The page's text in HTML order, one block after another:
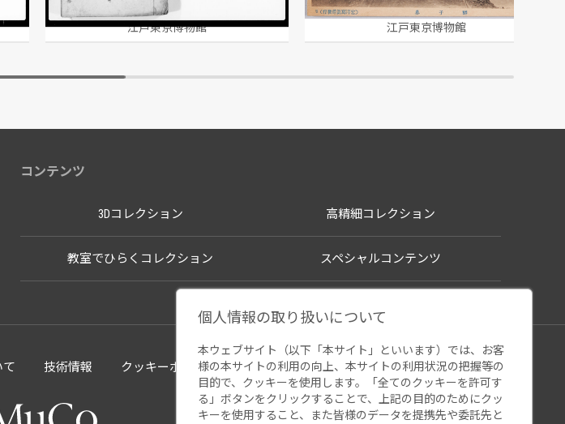
江戸東京博物館 江戸東京博物館
コンテンツ
3Dコレクション 高精細コレクション
教室でひらくコレクション スペシャルコンテンツ
て 技術情報 クッキーポリシー ウェブアクセシビリティ 関連サイト
個人情報の取り扱いについて
本ウェブサイト（以下「本サイト」といいます）では、お客
様の本サイトの利用の向上、本サイトの利用状況の把握等の
目的で、クッキーを使用します。「全てのクッキーを許可す
る」ボタンをクリックすることで、上記の目的のためにクッ
キーを使用すること、また皆様のデータを提携先や委託先と